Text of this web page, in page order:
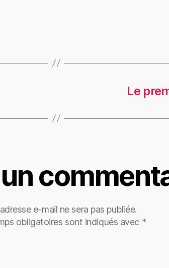
Le
e-mail ne sera pas publiée.
obligatoires sont indiqués avec *